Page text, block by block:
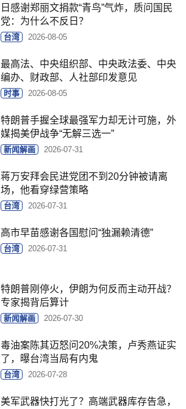
日感谢郑丽文捐款“青鸟”气炸，质问国民
党：为什么不反日？
台湾 2026-08-05
最高法、中央组织部、中央政法委、中央
编办、财政部、人社部印发意见
时事 2026-08-05
特朗普手握全球最强军力却无计可施，外
媒揭美伊战争“无解三选一”
新闻解画 2026-07-31
蒋万安拜会民进党团不到20分钟被请离
场，他看穿绿营策略
台湾 2026-07-31
高市早苗感谢各国慰问“独漏赖清德”
台湾 2026-07-31
特朗普刚停火，伊朗为何反而主动开战？
专家揭背后算计
新闻解画 2026-07-30
毒油案陈其迈怒问20%决策，卢秀燕证实
了，曝台湾当局有内鬼
台湾 2026-07-28
美军武器快打光了？高端武器库存告急，